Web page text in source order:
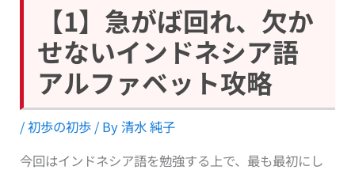
【1】急がば回れ、欠か
せないインドネシア語
アルファベット攻略
/初歩の初歩 / By清水 純子
今回はインドネシア語を勉強する上で、最も最初にし